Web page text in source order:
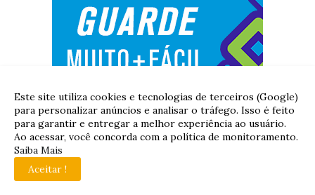
Este site utiliza cookies e tecnologias de terceiros (Google)
para personalizar anúncios e analisar o tráfego. Isso é feito
para garantir e entregar a melhor experiência ao usuário.
Ao acessar, você concorda com a política de monitoramento.
Saiba Mais
Aceitar !